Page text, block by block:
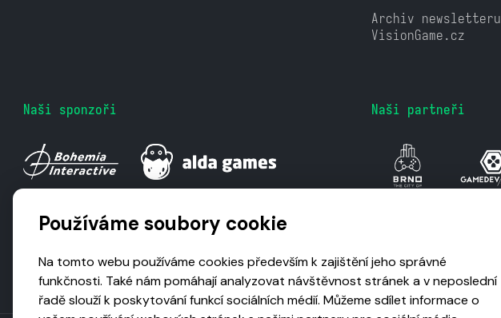
Archiv newsletteru
VisionGame.cz
Naši sponzoři Naši partneři
Používáme soubory cookie
Na tomto webu používáme cookies především k zajištění jeho správné
funkčnosti. Také nám pomáhají analyzovat návštěvnost stránek a v neposlední
řadě slouží k poskytování funkcí sociálních médií. Můžeme sdílet informace o